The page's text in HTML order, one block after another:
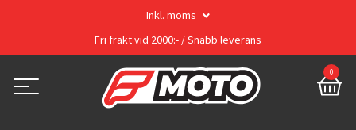
Inkl. moms
Fri frakt vid 2000:- / Snabb leverans
0